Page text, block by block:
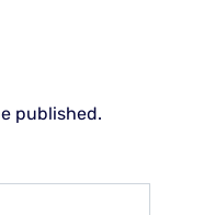
published.